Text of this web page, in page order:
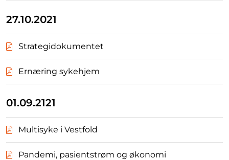
27.10.2021
Strategidokumentet
Ernæring sykehjem
01.09.2121
Multisyke i Vestfold
Pandemi, pasientstrøm og økonomi